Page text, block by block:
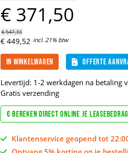
€547,33
€449,52 incl. 21% btw
€ 371,50
In winkelwagen Offerte
Levertijd: 1-2 werkdagen na betaling
Gratis verzending
€ Bereken direct online je leasebedrag
Klantenservice geopend tot